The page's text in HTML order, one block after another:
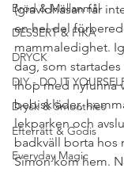
Bröd & Mellanmål
DESSERT & FIKA
DRYCK
DIY - DO IT
Dryck & Smoothies
Efterrätt & Godis
Everyday Magic
(gravidnäsan får
en hel del
mammaledighet.
dag, som
ihop med nyfunna
bebiskläder,
lekparken och
badkväll borta hos
Simon kom hem.